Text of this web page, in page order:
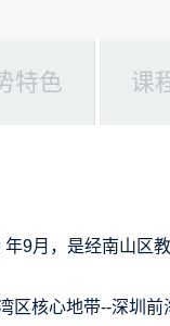
特色 课
年9月，是经南山区
区核心地带--深圳